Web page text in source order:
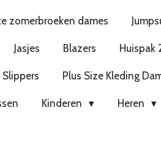
zomerbroeken dames
Jasjes Blazers Huispak
Plus Size Kleding
Kinderen Heren